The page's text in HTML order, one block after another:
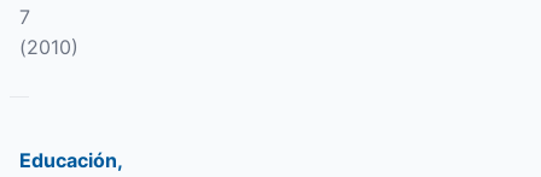
7
(2010)
Educación,